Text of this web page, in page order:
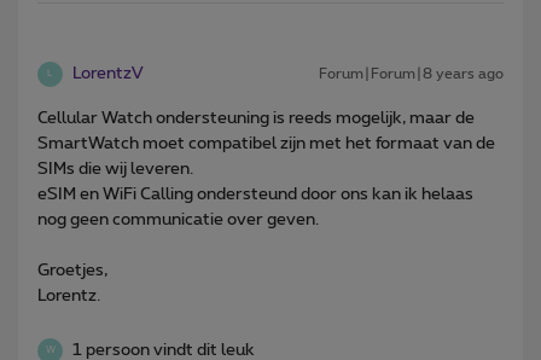
L LorentzV Forum|Forum|8 years ago
Cellular Watch ondersteuning is reeds mogelijk, maar de
SmartWatch moet compatibel zijn met het formaat van de
SIMs die wij leveren.
eSIM en WiFi Calling ondersteund door ons kan ik helaas
nog geen communicatie over geven.
Groetjes,
Lorentz.
W 1 persoon vindt dit leuk